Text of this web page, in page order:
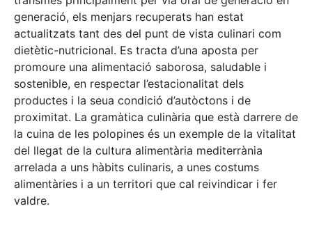
generació, els menjars recuperats han estat
actualitzats tant des del punt de vista culinari com
dietètic-nutricional. Es tracta d’una aposta per
promoure una alimentació saborosa, saludable i
sostenible, en respectar l’estacionalitat dels
productes i la seua condició d’autòctons i de
proximitat. La gramàtica culinària que està darrere de
la cuina de les polopines és un exemple de la vitalitat
del llegat de la cultura alimentària mediterrània
arrelada a uns hàbits culinaris, a unes costums
alimentàries i a un territori que cal reivindicar i fer
valdre.